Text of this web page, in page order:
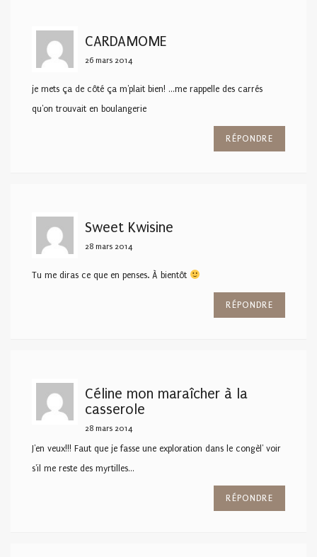
CARDAMOME
26 mars 2014
je mets ça de côté ça m'plait bien! …me rappelle des carrés
qu'on trouvait en boulangerie
RÉPONDRE
Sweet Kwisine
28 mars 2014
Tu me diras ce que en penses. À bientôt
RÉPONDRE
Céline mon maraîcher à la
casserole
28 mars 2014
J'en veux!!! Faut que je fasse une exploration dans le congèl' voir
s'il me reste des myrtilles…
RÉPONDRE